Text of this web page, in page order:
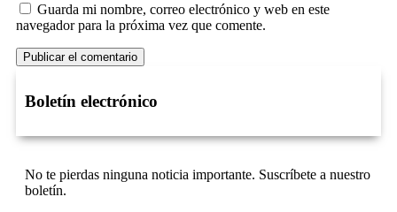
Guarda mi nombre, correo electrónico y web en este
navegador para la próxima vez que comente.
Boletín electrónico
No te pierdas ninguna noticia importante. Suscríbete a nuestro
boletín.